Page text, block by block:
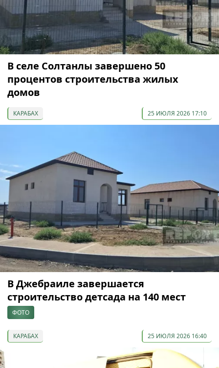
В селе Солтанлы завершено 50
процентов строительства жилых
домов
КАРАБАХ 25 ИЮЛЯ 2026 17:10
В Джебраиле завершается
строительство детсада на 140 мест
ФОТО
КАРАБАХ 25 ИЮЛЯ 2026 16:40